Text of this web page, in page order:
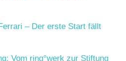
– Der erste Start fällt
Vom ring°werk zur Stiftung